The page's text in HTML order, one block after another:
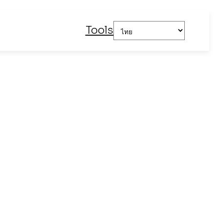
Tools Choose
a